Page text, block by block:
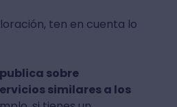
ten en cuenta lo
sobre
similares a los